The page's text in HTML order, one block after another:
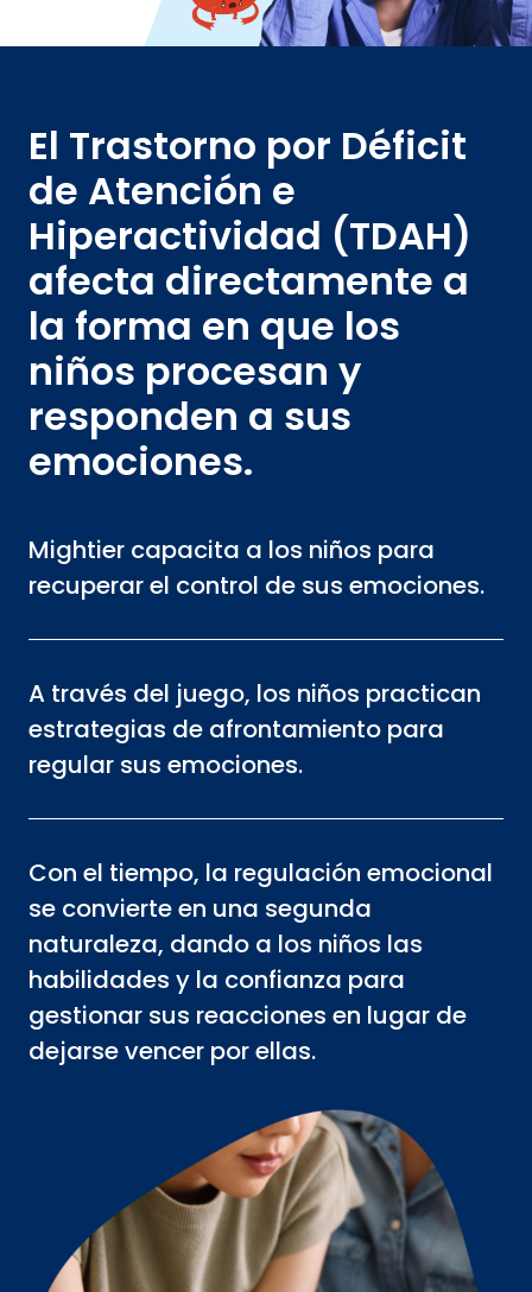
El Trastorno por Déficit
de Atención e
Hiperactividad (TDAH)
afecta directamente a
la forma en que los
niños procesan y
responden a sus
emociones.
Mightier capacita a los niños para
recuperar el control de sus emociones.
A través del juego, los niños practican
estrategias de afrontamiento para
regular sus emociones.
Con el tiempo, la regulación emocional
se convierte en una segunda
naturaleza, dando a los niños las
habilidades y la confianza para
gestionar sus reacciones en lugar de
dejarse vencer por ellas.